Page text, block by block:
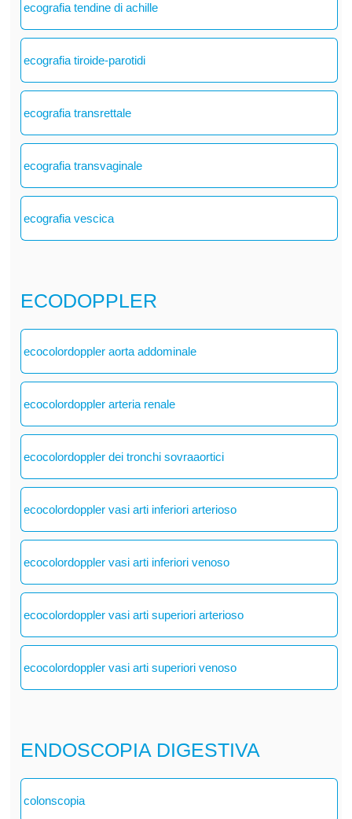
ecografia tendine di achille
ecografia tiroide-parotidi
ecografia transrettale
ecografia transvaginale
ecografia vescica
ECODOPPLER
ecocolordoppler aorta addominale
ecocolordoppler arteria renale
ecocolordoppler dei tronchi sovraaortici
ecocolordoppler vasi arti inferiori arterioso
ecocolordoppler vasi arti inferiori venoso
ecocolordoppler vasi arti superiori arterioso
ecocolordoppler vasi arti superiori venoso
ENDOSCOPIA DIGESTIVA
colonscopia